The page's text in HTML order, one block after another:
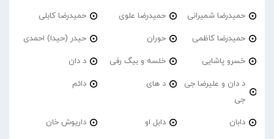
حمیدرضا شمیرانی حمیدرضا علوی حمیدرضا کابلی
حمیدرضا کاظمی حوران حیدر (حیدا) احمدی
خسرو پاشایی خلسه و بیگ رفی د دان
د دان و علیرضا جی
جی
د های دائم
دابان دابل او داریوش خان